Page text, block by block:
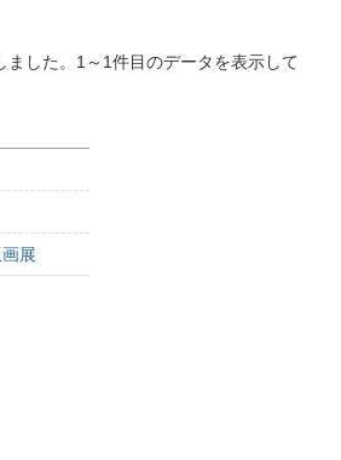
ました。1～1件目のデータを表示して
展